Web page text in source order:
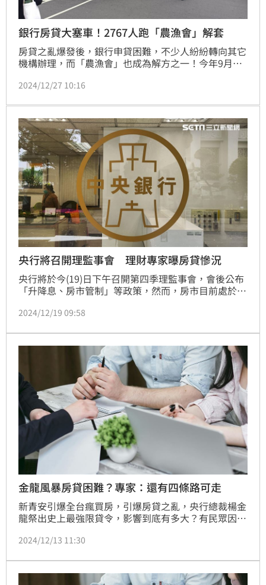
銀行房貸大塞車！2767人跑「農漁會」解套
房貸之亂爆發後，銀行申貸困難，不少人紛紛轉向其它
機構辦理，而「農漁會」也成為解方之一！今年9月，
792.8萬，雙雙創近12年新高。大家房屋企劃研究室公
率、低成數，還有可能要排隊，為了避免違約，利率相
對低的農漁會成為了房貸戶的出口。（陳韋帆）
2024/12/27 10:16
央行將召開理監事會 理財專家曝房貸慘況
央行將於今(19)日下午召開第四季理監事會，會後公布
「升降息、房市管制」等政策，然而，房市目前處於
多亂？俐富股份有限公司創辦人、理財專家王俐喬接受
亂，如今有許多房市小白直接被『房貸之亂』卡死，建
議政府任何政策都應有預防及配套措施。」（陳韋帆）
2024/12/19 09:58
金龍風暴房貸困難？專家：還有四條路可走
新青安引爆全台瘋買房，引爆房貸之亂，央行總裁楊金
龍祭出史上最強限貸令，影響到底有多大？有民眾因貸
借，補足剩餘價金，但這些行為通通違反央行規定，一
指出，「房貸成數不足，還有其它四條路可選，千萬不
要病急亂投醫！」（陳韋帆）
2024/12/13 11:30